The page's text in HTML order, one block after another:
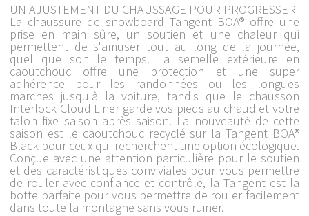
UN AJUSTEMENT DU CHAUSSAGE POUR PROGRESSER
La chaussure de snowboard Tangent BOA® offre une
prise en main sûre, un soutien et une chaleur qui
permettent de s'amuser tout au long de la journée,
quel que soit le temps. La semelle extérieure en
caoutchouc offre une protection et une super
adhérence pour les randonnées ou les longues
marches jusqu'à la voiture, tandis que le chausson
Interlock Cloud Liner garde vos pieds au chaud et votre
talon fixe saison après saison. La nouveauté de cette
saison est le caoutchouc recyclé sur la Tangent BOA®
Black pour ceux qui recherchent une option écologique.
Conçue avec une attention particulière pour le soutien
et des caractéristiques conviviales pour vous permettre
de rouler avec confiance et contrôle, la Tangent est la
botte parfaite pour vous permettre de rouler facilement
dans toute la montagne sans vous ruiner.